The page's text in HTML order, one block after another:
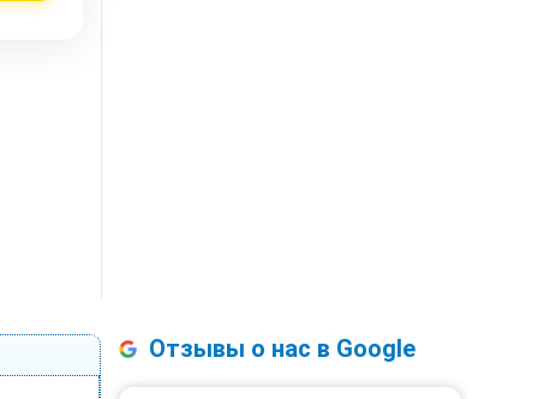
Отзывы о нас в Google